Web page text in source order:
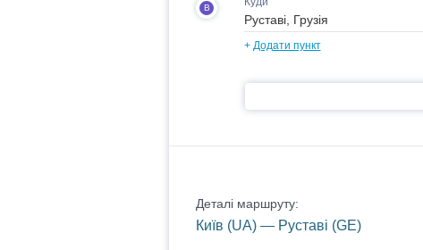
B
+ Додати пункт
Деталі маршруту:
Київ (UA) — Руставі (GE)